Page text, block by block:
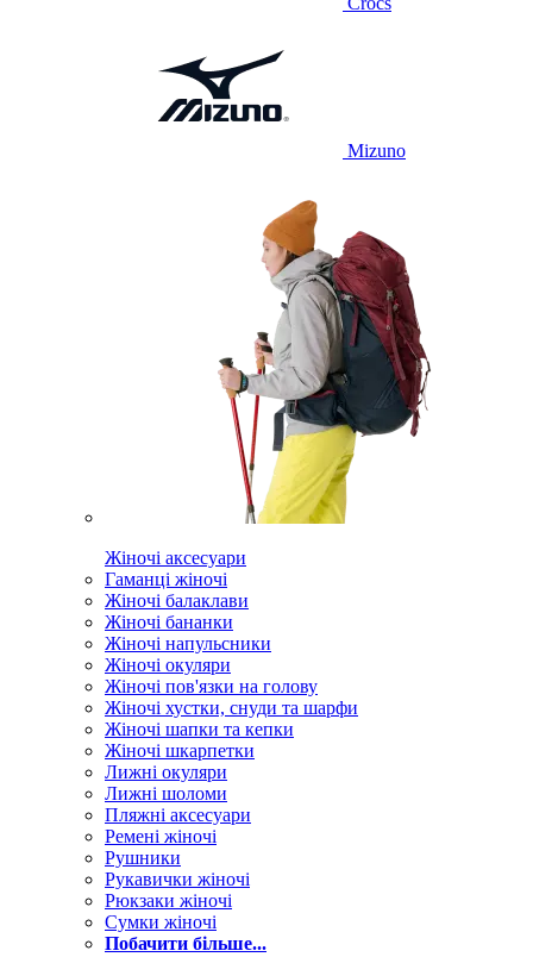
Mizuno
Жіночі аксесуари
Гаманці жіночі
Жіночі балаклави
Жіночі бананки
Жіночі напульсники
Жіночі окуляри
Жіночі пов'язки на голову
Жіночі хустки, снуди та шарфи
Жіночі шапки та кепки
Жіночі шкарпетки
Лижні окуляри
Лижні шоломи
Пляжні аксесуари
Ремені жіночі
Рушники
Рукавички жіночі
Рюкзаки жіночі
Сумки жіночі
Побачити більше...